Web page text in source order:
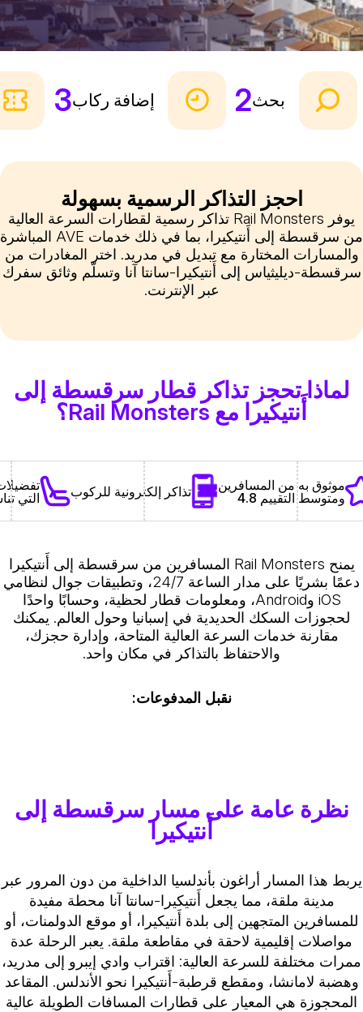
بحث2 إضافة ركاب3
احجز التذاكر الرسمية بسهولة
يوفر Rail Monsters تذاكر رسمية لقطارات السرعة العالية
من سرقسطة إلى أَنتيكيرا، بما في ذلك خدمات AVE المباشرة
والمسارات المختارة مع تبديل في مدريد. اختر المغادرات من
سرقسطة-ديليثياس إلى أَنتيكيرا-سانتا آنا وتسلّم وثائق سفرك
عبر الإنترنت.
لماذا تحجز تذاكر قطار سرقسطة إلى
أَنتيكيرا مع Rail Monsters؟
موثوق به من المسافرين
ومتوسط التقييم 4.8
تذاكر إلكترونية للركوب
التي
يمنح Rail Monsters المسافرين من سرقسطة إلى أَنتيكيرا
دعمًا بشريًا على مدار الساعة 24/7، وتطبيقات جوال لنظامي
iOS وAndroid، ومعلومات قطار لحظية، وحسابًا واحدًا
لحجوزات السكك الحديدية في إسبانيا وحول العالم. يمكنك
مقارنة خدمات السرعة العالية المتاحة، وإدارة حجزك،
والاحتفاظ بالتذاكر في مكان واحد.
نقبل المدفوعات:
نظرة عامة على مسار سرقسطة إلى
أَنتيكيرا
يربط هذا المسار أراغون بأندلسيا الداخلية من دون المرور عبر
مدينة ملقة، مما يجعل أَنتيكيرا-سانتا آنا محطة مفيدة
للمسافرين المتجهين إلى بلدة أَنتيكيرا، أو موقع الدولمنات، أو
مواصلات إقليمية لاحقة في مقاطعة ملقة. يعبر الرحلة عدة
ممرات مختلفة للسرعة العالية: اقتراب وادي إيبرو إلى مدريد،
وهضبة لامانشا، ومقطع قرطبة-أَنتيكيرا نحو الأندلس. المقاعد
المحجوزة هي المعيار على قطارات المسافات الطويلة عالية